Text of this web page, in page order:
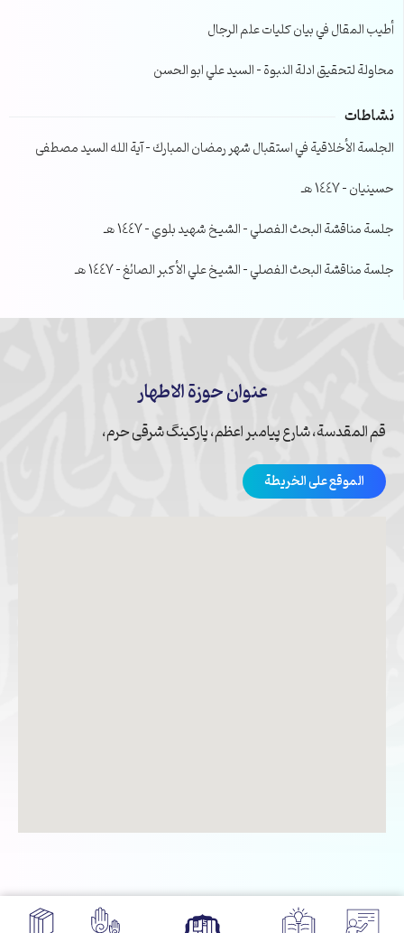
أطيب المقال في بيان كليات علم الرجال
محاولة لتحقيق ادلة النبوة – السيد علي ابو الحسن
نشاطات
الجلسة الأخلاقية في استقبال شهر رمضان المبارك – آية الله السيد مصطفى
حسينيان – 1447 هـ
جلسة مناقشة البحث الفصلي – الشيخ شهيد بلوي – 1447 هـ
جلسة مناقشة البحث الفصلي – الشيخ علي الأكبر الصائغ – 1447 هـ
عنوان حوزة الاطهار
قم المقدسة، شارع پیامبر اعظم، پارکینگ شرقی حرم،
الموقع على الخريطة